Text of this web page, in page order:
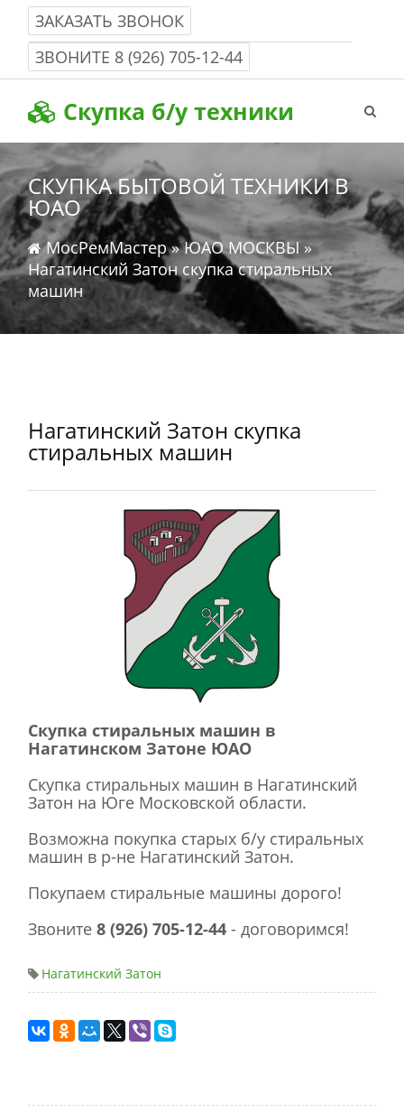
ЗАКАЗАТЬ ЗВОНОК
Работаем с 8-00 до 22-00 без выходных
ЗВОНИТЕ 8 (926) 705-12-44
Скупка б/у техники
СКУПКА БЫТОВОЙ ТЕХНИКИ В
ЮАО
МосРемМастер»ЮАО МОСКВЫ »
Нагатинский Затон скупка стиральных
машин
Нагатинский Затон скупка
стиральных машин
Скупка стиральных машин в
Нагатинском Затоне ЮАО
Скупка стиральных машин в Нагатинский
Затон на Юге Московской области.
Возможна покупка старых б/у стиральных
машин в р-не Нагатинский Затон.
Покупаем стиральные машины дорого!
Звоните8 (926) 705-12-44 - договоримся!
Нагатинский Затон